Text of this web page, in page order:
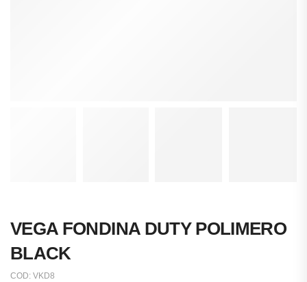
VEGA FONDINA DUTY POLIMERO
BLACK
COD: VKD8